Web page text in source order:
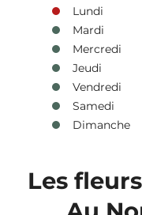
Lundi
Mardi
Mercredi
Jeudi
Vendredi
Samedi
Dimanche
Les